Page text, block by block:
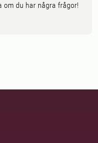
om du har några frågor!